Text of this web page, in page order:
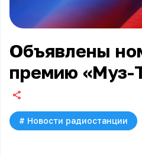
Объявлены
премию «Муз-
# Новости радиостанции